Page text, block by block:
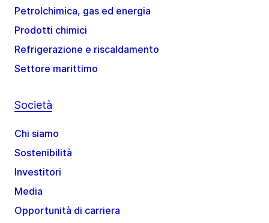
Petrolchimica, gas ed energia
Prodotti chimici
Refrigerazione e riscaldamento
Settore marittimo
Società
Chi siamo
Sostenibilità
Investitori
Media
Opportunità di carriera